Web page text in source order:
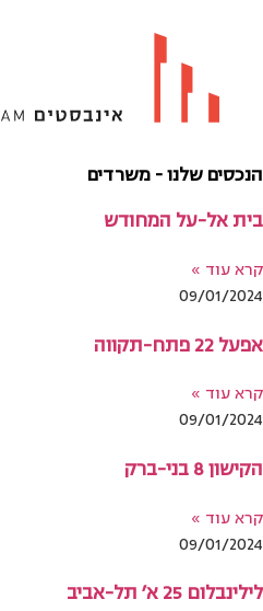
הנכסים שלנו - משרדים
בית אל-על המחודש
קרא עוד »
09/01/2024
אפעל 22 פתח-תקווה
קרא עוד »
09/01/2024
הקישון 8 בני-ברק
קרא עוד »
09/01/2024
לילינבלום 25 א׳ תל-אביב